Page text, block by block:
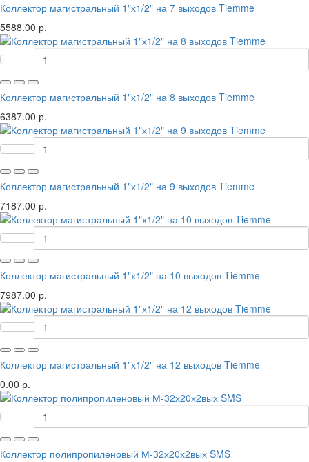
Коллектор магистральный 1"х1/2" на 7 выходов Tiemme
5588.00 р.
Коллектор магистральный 1"х1/2" на 8 выходов Tiemme
6387.00 р.
Коллектор магистральный 1"х1/2" на 9 выходов Tiemme
7187.00 р.
Коллектор магистральный 1"х1/2" на 10 выходов Tiemme
7987.00 р.
Коллектор магистральный 1"х1/2" на 12 выходов Tiemme
0.00 р.
Коллектор полипропиленовый М-32х20х2вых SMS